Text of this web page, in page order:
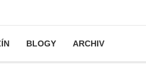
BLOGY ARCHIV